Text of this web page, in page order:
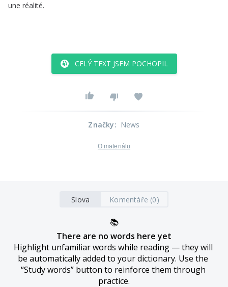
une réalité.
CELÝ TEXT JSEM POCHOPIL
Značky: News
O materiálu
Slova Komentáře (0)
📚
There are no words here yet
Highlight unfamiliar words while reading — they will
be automatically added to your dictionary. Use the
“Study words” button to reinforce them through
practice.